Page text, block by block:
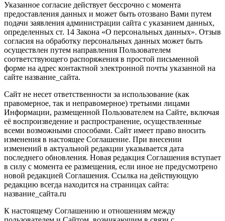
Указанное согласие действует бессрочно с момента
предоставления данных и может быть отозвано Вами путем
подачи заявления администрации сайта с указанием данных,
определенных ст. 14 Закона «О персональных данных». Отзыв
согласия на обработку персональных данных может быть
осуществлен путем направления Пользователем
соответствующего распоряжения в простой письменной
форме на адрес контактной электронной почты указанной на
сайте название_сайта.
Сайт не несет ответственности за использование (как
правомерное, так и неправомерное) третьими лицами
Информации, размещенной Пользователем на Сайте, включая
её воспроизведение и распространение, осуществленные
всеми возможными способами. Сайт имеет право вносить
изменения в настоящее Соглашение. При внесении
изменений в актуальной редакции указывается дата
последнего обновления. Новая редакция Соглашения вступает
в силу с момента ее размещения, если иное не предусмотрено
новой редакцией Соглашения. Ссылка на действующую
редакцию всегда находится на страницах сайта:
название_сайта.ru
К настоящему Соглашению и отношениям между